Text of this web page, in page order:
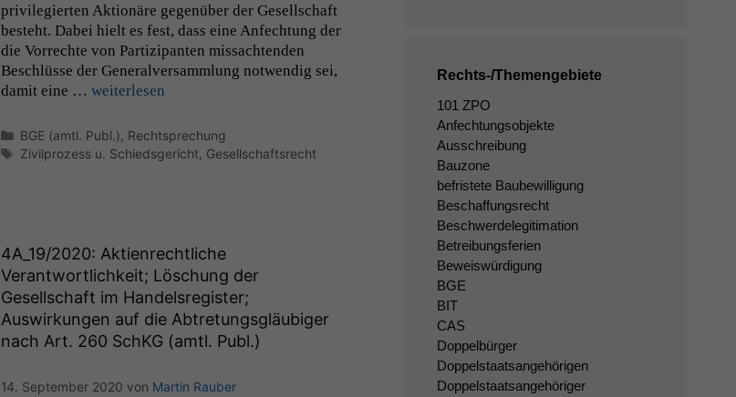
priv­i­legierten Aktionäre gegenüber der Gesellschaft
beste­ht. Dabei hielt es fest, dass eine Anfech­tung der
die Vor­rechte von Par­tizipan­ten mis­sach­t­en­den
Beschlüsse der Gen­er­alver­samm­lung notwendig sei,
damit eine … weit­er­lesen
Kategorien
BGE (amtl. Publ.) Rechtsprechung
Schlagwörter
Zivilprozess u. Schiedsgericht Gesellschaftsrecht
4A_19/2020: Aktienrechtliche
Verantwortlichkeit; Löschung der
Gesellschaft im Handelsregister;
Auswirkungen auf die Abtretungsgläubiger
nach Art. 260 SchKG (amtl. Publ.)
14. September 2020 von Martin Rauber
Rechts-/Themengebiete
101 ZPO
Anfechtungsobjekte
Ausschreibung
Bauzone
befristete Baubewilligung
Beschaffungsrecht
Beschwerdelegitimation
Betreibungsferien
Beweiswürdigung
BGE
BIT
CAS
Doppelbürger
Doppelstaatsangehörigen
Doppelstaatsangehöriger